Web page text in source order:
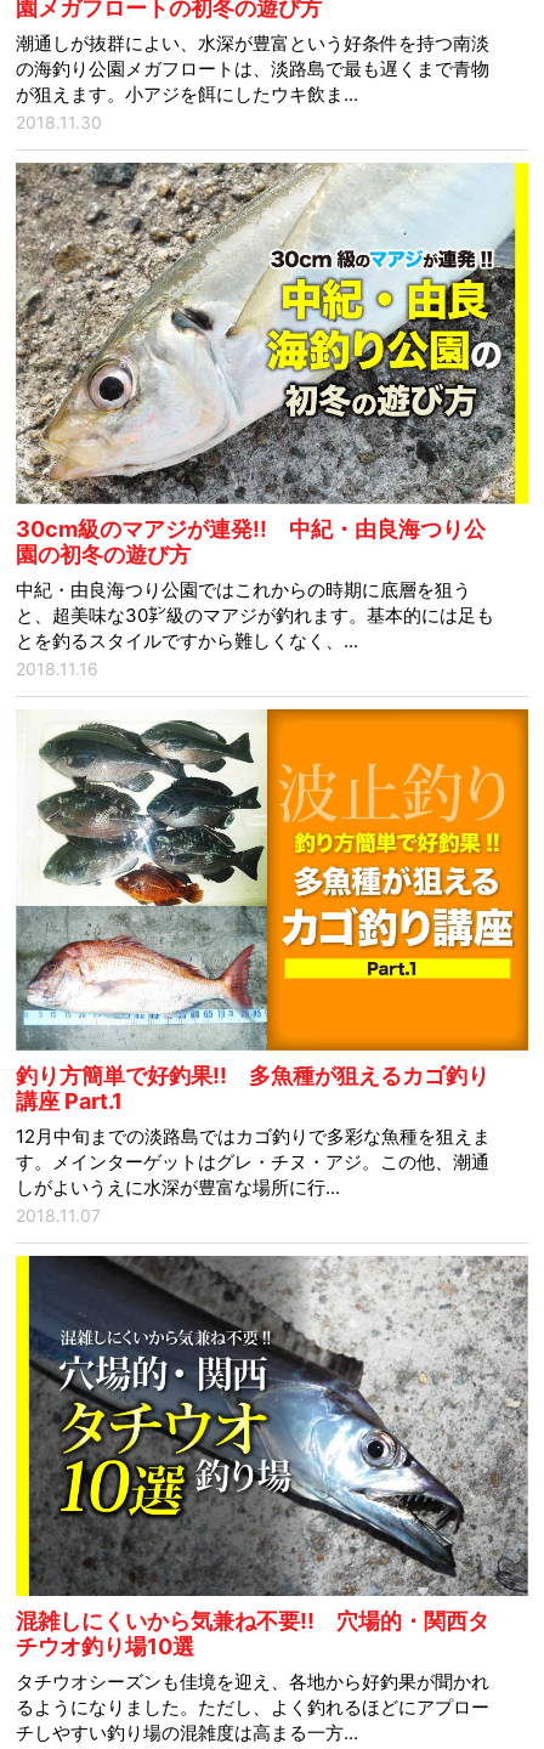
園メガフロートの初冬の遊び方
潮通しが抜群によい、水深が豊富という好条件を持つ南淡
の海釣り公園メガフロートは、淡路島で最も遅くまで青物
が狙えます。小アジを餌にしたウキ飲ま...
2018.11.30
30cm級のマアジが連発!! 中紀・由良海つり公
園の初冬の遊び方
中紀・由良海つり公園ではこれからの時期に底層を狙う
と、超美味な30㌢級のマアジが釣れます。基本的には足も
とを釣るスタイルですから難しくなく、...
2018.11.16
釣り方簡単で好釣果!! 多魚種が狙えるカゴ釣り
講座 Part.1
12月中旬までの淡路島ではカゴ釣りで多彩な魚種を狙えま
す。メインターゲットはグレ・チヌ・アジ。この他、潮通
しがよいうえに水深が豊富な場所に行...
2018.11.07
混雑しにくいから気兼ね不要!! 穴場的・関西タ
チウオ釣り場10選
タチウオシーズンも佳境を迎え、各地から好釣果が聞かれ
るようになりました。ただし、よく釣れるほどにアプロー
チしやすい釣り場の混雑度は高まる一方...